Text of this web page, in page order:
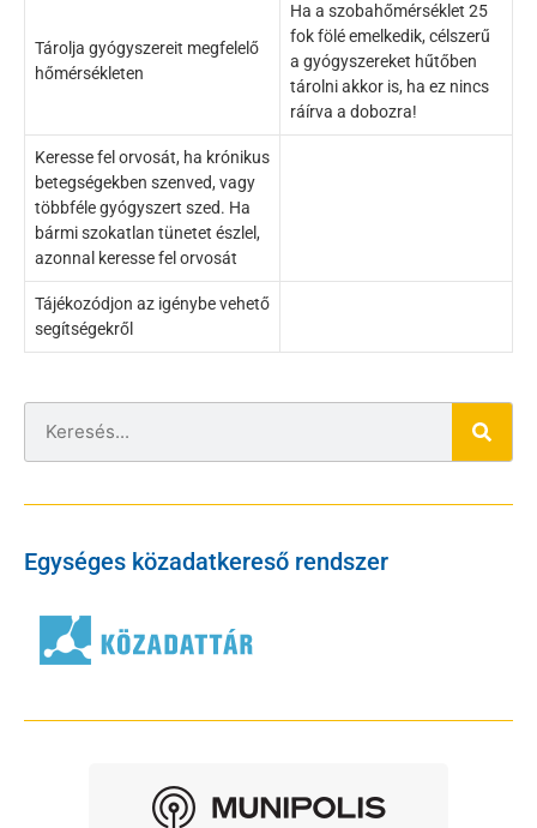
Tárolja gyógyszereit megfelelő
hőmérsékleten
Ha a szobahőmérséklet 25
fok fölé emelkedik, célszerű
a gyógyszereket hűtőben
tárolni akkor is, ha ez nincs
ráírva a dobozra!
Keresse fel orvosát, ha krónikus
betegségekben szenved, vagy
többféle gyógyszert szed. Ha
bármi szokatlan tünetet észlel,
azonnal keresse fel orvosát
Tájékozódjon az igénybe vehető
segítségekről
Egységes közadatkereső rendszer